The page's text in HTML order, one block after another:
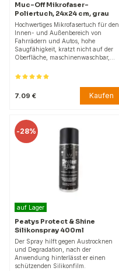
Muc-Off Mikrofaser-
Poliertuch, 24x24 cm, grau
Hochwertiges Mikrofasertuch für den
Innen- und Außenbereich von
Fahrrädern und Autos, hohe
Saugfähigkeit, kratzt nicht auf der
Oberfläche, maschinenwaschbar,…
7.09 € Kaufen
-28%
auf Lager
Peatys Protect & Shine
Silikonspray 400ml
Der Spray hilft gegen Austrocknen
und Degradation, nach der
Anwendung hinterlässt er einen
schützenden Silikonfilm.